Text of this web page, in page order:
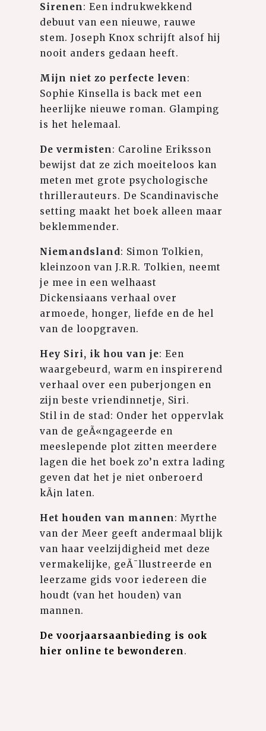
Sirenen : Een indrukwekkend
debuut van een nieuwe, rauwe
stem. Joseph Knox schrijft alsof hij
nooit anders gedaan heeft.
Mijn niet zo perfecte leven :
Sophie Kinsella is back met een
heerlijke nieuwe roman. Glamping
is het helemaal.
De vermisten : Caroline Eriksson
bewijst dat ze zich moeiteloos kan
meten met grote psychologische
thrillerauteurs. De Scandinavische
setting maakt het boek alleen maar
beklemmender.
Niemandsland: Simon Tolkien,
kleinzoon van J.R.R. Tolkien, neemt
je mee in een welhaast
Dickensiaans verhaal over
armoede, honger, liefde en de hel
van de loopgraven.
Hey Siri, ik hou van je: Een
waargebeurd, warm en inspirerend
verhaal over een puberjongen en
zijn beste vriendinnetje, Siri.
Stil in de stad: Onder het oppervlak
van de geÃ«ngageerde en
meeslepende plot zitten meerdere
lagen die het boek zo’n extra lading
geven dat het je niet onberoerd
kÃ¡n laten.
Het houden van mannen : Myrthe
van der Meer geeft andermaal blijk
van haar veelzijdigheid met deze
vermakelijke, geÃ¯llustreerde en
leerzame gids voor iedereen die
houdt (van het houden) van
mannen.
De voorjaarsaanbieding is ook
hier online te bewonderen .